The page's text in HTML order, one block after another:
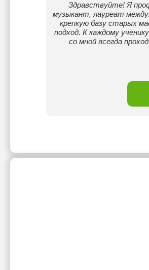
Здравствуйте! Я
музыкант, лауреат
крепкую базу старых
подход. К каждому
со мной всегда